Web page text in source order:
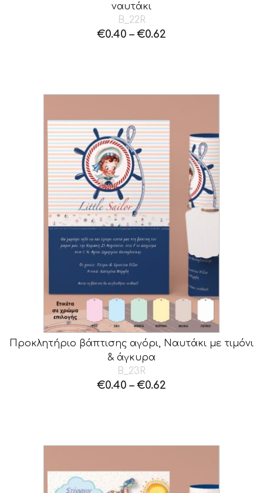
ναυτάκι
B_22R
€0.40 – €0.62
Προκλητήριο βάπτισης αγόρι, Ναυτάκι με τιμόνι
& άγκυρα
B_23R
€0.40 – €0.62